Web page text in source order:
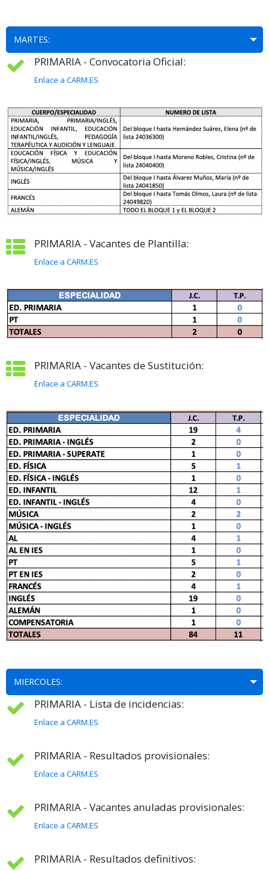
MARTES:
PRIMARIA - Convocatoria Oficial:
Enlace a CARM.ES
PRIMARIA - Vacantes de Plantilla:
Enlace a CARM.ES
PRIMARIA - Vacantes de Sustitución:
Enlace a CARM.ES
MIERCOLES:
PRIMARIA - Lista de incidencias:
Enlace a CARM.ES
PRIMARIA - Resultados provisionales:
Enlace a CARM.ES
PRIMARIA - Vacantes anuladas provisionales:
Enlace a CARM.ES
PRIMARIA - Resultados definitivos: